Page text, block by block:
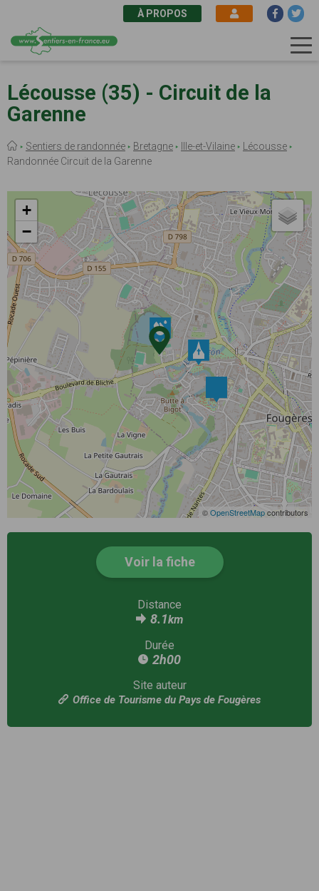
au
contenu
principal
À PROPOS
Lécousse (35) - Circuit de la
Garenne
Fil
d'Ariane
Sentiers de randonnée Bretagne Ille-et-Vilaine
Lécousse
Randonnée Circuit de la Garenne
+
−
©OpenStreetMapcontributors
Voir la fiche
Distance
8.1km
Durée
2h00
Site auteur
Office de Tourisme du Pays de Fougères